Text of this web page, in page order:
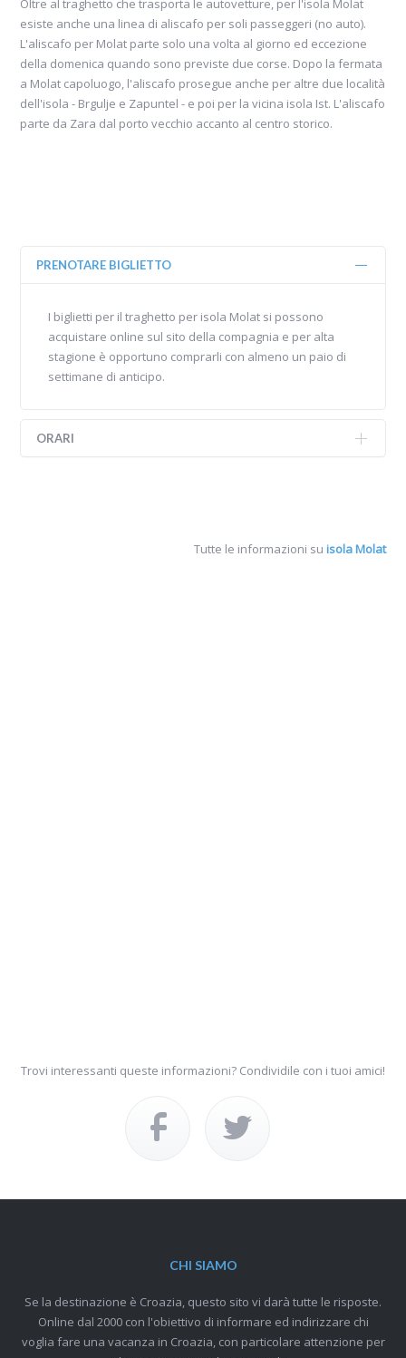
Oltre al traghetto che trasporta le autovetture, per l'isola Molat
esiste anche una linea di aliscafo per soli passeggeri (no auto).
L'aliscafo per Molat parte solo una volta al giorno ed eccezione
della domenica quando sono previste due corse. Dopo la fermata
a Molat capoluogo, l'aliscafo prosegue anche per altre due località
dell'isola - Brgulje e Zapuntel - e poi per la vicina isola Ist. L'aliscafo
parte da Zara dal porto vecchio accanto al centro storico.
PRENOTARE BIGLIETTO
I biglietti per il traghetto per isola Molat si possono
acquistare online sul sito della compagnia e per alta
stagione è opportuno comprarli con almeno un paio di
settimane di anticipo.
ORARI
Tutte le informazioni su isola Molat
Trovi interessanti queste informazioni? Condividile con i tuoi amici!
CHI SIAMO
Se la destinazione è Croazia, questo sito vi darà tutte le risposte.
Online dal 2000 con l'obiettivo di informare ed indirizzare chi
voglia fare una vacanza in Croazia, con particolare attenzione per